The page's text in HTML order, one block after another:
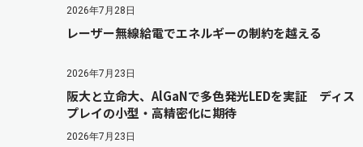
2026年7月28日
レーザー無線給電でエネルギーの制約を越える
2026年7月23日
阪大と立命大、AlGaNで多色発光LEDを実証 ディス
プレイの小型・高精密化に期待
2026年7月23日